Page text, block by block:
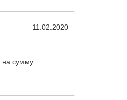
11.02.2020
на сумму